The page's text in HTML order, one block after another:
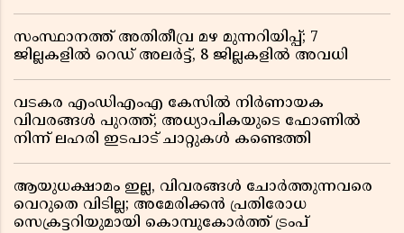
സംസ്ഥാനത്ത് അതിതീവ്ര മഴ മുന്നറിയിപ്പ്; 7
ജില്ലകളിൽ റെഡ് അലർട്ട്, 8 ജില്ലകളിൽ അവധി
വടകര എംഡിഎംഎ കേസിൽ നിർണായക
വിവരങ്ങൾ പുറത്ത്; അധ്യാപികയുടെ ഫോണിൽ
നിന്ന് ലഹരി ഇടപാട് ചാറ്റുകൾ കണ്ടെത്തി
ആയുധക്ഷാമം ഇല്ല, വിവരങ്ങൾ ചോർത്തുന്നവരെ
വെറുതെ വിടില്ല; അമേരിക്കൻ പ്രതിരോധ
സെക്രട്ടറിയുമായി കൊമ്പുകോർത്ത് ട്രംപ്